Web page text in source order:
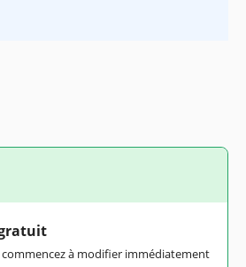
à modifier immédiatement